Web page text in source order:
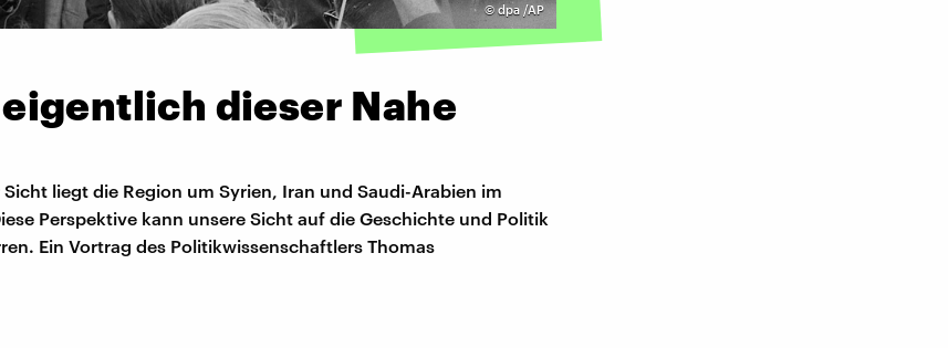
©dpa /AP
eigentlich dieser Nahe
liegt die Region um Syrien, Iran und Saudi-Arabien im
Perspektive kann unsere Sicht auf die Geschichte und Politik
Ein Vortrag des Politikwissenschaftlers Thomas